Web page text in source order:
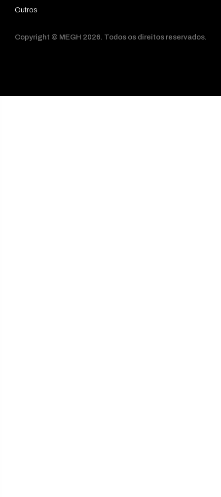
Outros
Copyright © MEGH 2026. Todos os direitos reservados.